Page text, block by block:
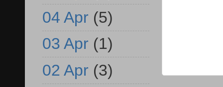
04 Apr (5)
03 Apr (1)
02 Apr (3)